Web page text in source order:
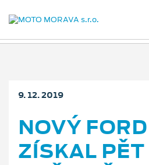
9. 12. 2019
NOVÝ
ZÍSKAL PĚT